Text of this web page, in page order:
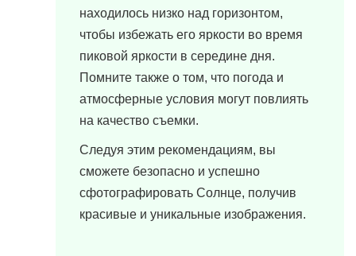
находилось низко над горизонтом,
чтобы избежать его яркости во время
пиковой яркости в середине дня.
Помните также о том, что погода и
атмосферные условия могут повлиять
на качество съемки.
Следуя этим рекомендациям, вы
сможете безопасно и успешно
сфотографировать Солнце, получив
красивые и уникальные изображения.